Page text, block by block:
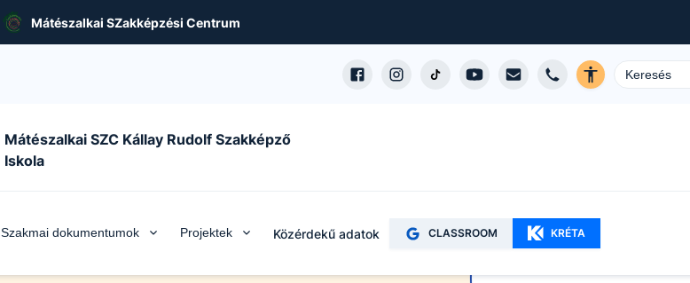
Mátészalkai SZakképzési Centrum
Mátészalkai SZC Kállay Rudolf Szakképző
Iskola
Szakmai dokumentumok Projektek Közérdekű adatok CLASSROOM KRÉTA